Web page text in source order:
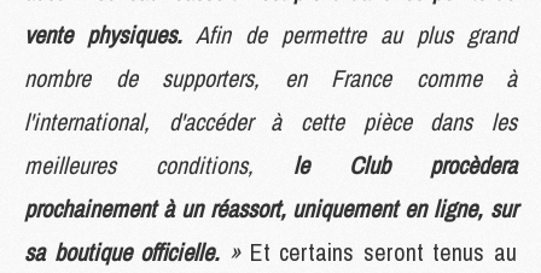
vente physiques. Afin de permettre au plus grand
nombre de supporters, en France comme à
l'international, d'accéder à cette pièce dans les
meilleures conditions, le Club procèdera
prochainement à un réassort, uniquement en ligne, sur
sa boutique officielle. »Et certains seront tenus au